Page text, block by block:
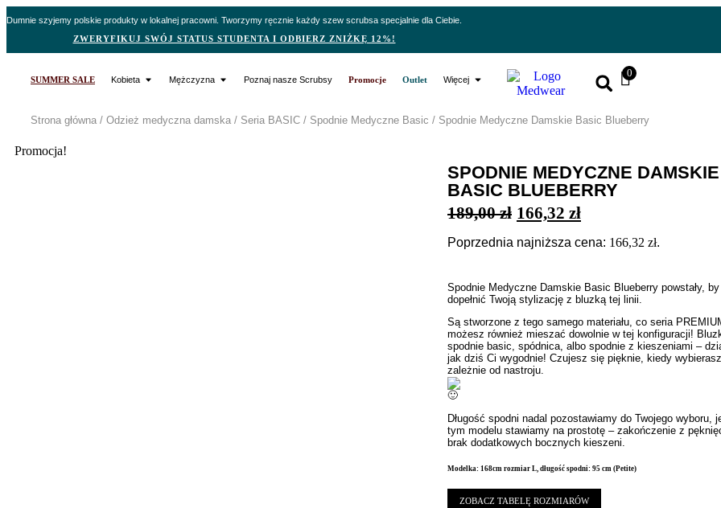
Dumnie szyjemy polskie produkty w lokalnej pracowni. Tworzymy ręcznie każdy szew scrubsa specjalnie dla Ciebie.
ZWERYFIKUJ SWÓJ STATUS STUDENTA I ODBIERZ ZNIŻKĘ 12%!
SUMMER SALE Kobieta Mężczyzna Poznaj nasze Scrubsy Promocje Outlet Więcej
0
Strona główna / Odzież medyczna damska / Seria BASIC / Spodnie Medyczne Basic / Spodnie Medyczne Damskie Basic Blueberry
Promocja!
SPODNIE MEDYCZNE DAMSKIE
BASIC BLUEBERRY
189,00zł 166,32 zł
Poprzednia najniższa cena: 166,32 zł.
Spodnie Medyczne Damskie Basic Blueberry powstały, by
dopełnić Twoją stylizację z bluzką tej linii.
Są stworzone z tego samego materiału, co seria
możesz również mieszać dowolnie w tej konfiguracji!
spodnie basic, spódnica, albo spodnie z kieszeniami –
jak dziś Ci wygodnie! Czujesz się pięknie, kiedy wybierasz
zależnie od nastroju.
Długość spodni nadal pozostawiamy do Twojego wyboru,
tym modelu stawiamy na prostotę – zakończenie z
brak dodatkowych bocznych kieszeni.
Modelka: 168cm rozmiar L, długość spodni: 95 cm (Petite)
ZOBACZ TABELĘ ROZMIARÓW